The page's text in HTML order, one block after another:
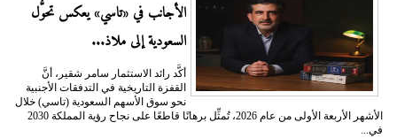
الأجانب في «تاسي» يعكس تحوُّل
السعودية إلى ملاذ...
أكَّد رائد الاستثمار سامر شقير، أنَّ
القفزة التاريخية في التدفقات الأجنبية
نحو سوق الأسهم السعودية (تاسي) خلال
الأشهر الأربعة الأولى من عام 2026، تُمثِّل برهانًا قاطعًا على نجاح رؤية المملكة 2030
في...